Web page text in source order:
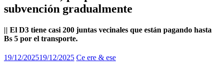
subvención gradualmente
|| El D3 tiene casi 200 juntas vecinales que están pagando hasta
Bs 5 por el transporte.
19/12/202519/12/2025 Ce ere & ese